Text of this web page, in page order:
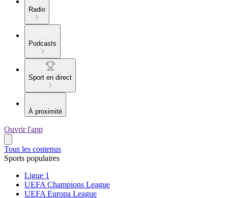
Radio
Podcasts
Sport en direct
À proximité
Ouvrir l'app
Tous les contenus
Sports populaires
Ligue 1
UEFA Champions League
UEFA Europa League